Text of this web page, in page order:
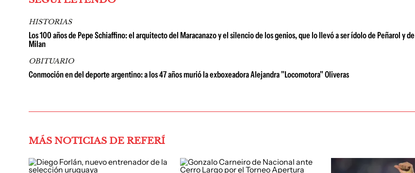
HISTORIAS
Los 100 años de Pepe Schiaffino: el arquitecto del Maracanazo y el silencio de los genios, que lo llevó a ser ídolo de Peñarol y de
Milan
OBITUARIO
Conmoción en del deporte argentino: a los 47 años murió la exboxeadora Alejandra "Locomotora" Oliveras
MÁS NOTICIAS DE REFERÍ